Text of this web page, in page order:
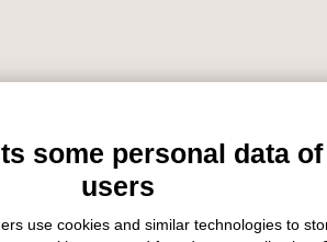
Suites Piazza Vittorio Veneto 13 10125 -
Tél:+39 0110341610- Fax: +39 0110341611
Hotel Piemontese S.r.l. - N°
CIR: 001272-
Company info
some personal data
users
use cookies and similar technologies to